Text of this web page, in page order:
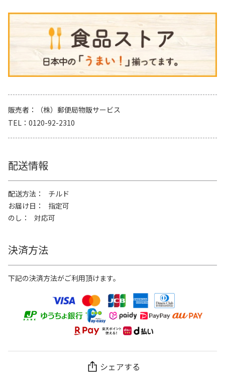
販売者
（株）郵便局物販サービス
TEL
0120-92-2310
配送情報
配送方法
チルド
お届け日
指定可
のし
対応可
決済方法
下記の決済方法がご利用頂けます。
シェアする